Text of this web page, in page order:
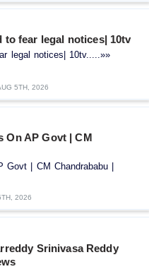
fear legal notices| 10tv
notices| 10tv.....»»
5TH, 2026
On AP Govt | CM
| CM Chandrababu |
2026
Srinivasa Reddy